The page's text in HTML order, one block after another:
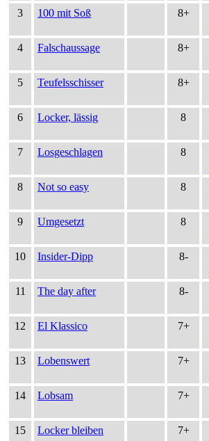
3 100 mit Soß 8+
4 Falschaussage 8+
5 Teufelsschisser 8+
6 Locker, lässig 8
7 Losgeschlagen 8
8 Not so easy 8
9 Umgesetzt 8
10 Insider-Dipp 8-
11 The day after 8-
12 El Klassico 7+
13 Lobenswert 7+
14 Lobsam 7+
15 Locker bleiben 7+